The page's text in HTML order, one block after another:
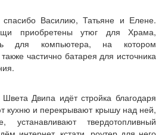
Василию, Татьяне и Елене.
приобретены утюг для Храма,
для компьютера, на котором
частично батарея для источника
Двипа идёт стройка благодаря
кухню и перекрывают крышу над ней,
устанавливают твердотопливный